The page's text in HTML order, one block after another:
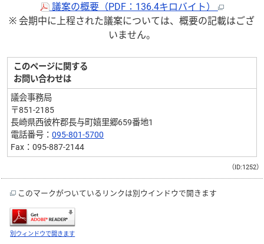
議案の概要（PDF：136.4キロバイト）
※ 会期中に上程された議案については、概要の記載はござ
いません。
このページに関する
お問い合わせは
議会事務局
〒851-2185
長崎県西彼杵郡長与町嬉里郷659番地1
電話番号：095-801-5700
Fax：095-887-2144
（ID:1252）
このマークがついているリンクは別ウインドウで開きます
別ウィンドウで開きます